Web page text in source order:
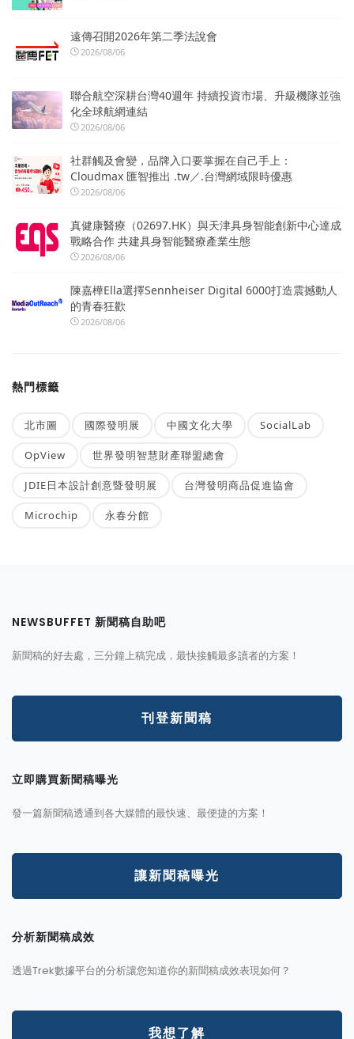
遠傳召開2026年第二季法說會
2026/08/06
聯合航空深耕台灣40週年 持續投資市場、升級機隊並強
化全球航網連結
2026/08/06
社群觸及會變，品牌入口要掌握在自己手上：
Cloudmax 匯智推出 .tw／.台灣網域限時優惠
2026/08/06
真健康醫療（02697.HK）與天津具身智能創新中心達成
戰略合作 共建具身智能醫療產業生態
2026/08/06
陳嘉樺Ella選擇Sennheiser Digital 6000打造震撼動人
的青春狂歡
2026/08/06
熱門標籤
北市圖 國際發明展 中國文化大學 SocialLab
OpView 世界發明智慧財產聯盟總會
JDIE日本設計創意暨發明展 台灣發明商品促進協會
Microchip 永春分館
NEWSBUFFET 新聞稿自助吧
新聞稿的好去處，三分鐘上稿完成，最快接觸最多讀者的方案！
刊登新聞稿
立即購買新聞稿曝光
發一篇新聞稿透通到各大媒體的最快速、最便捷的方案！
讓新聞稿曝光
分析新聞稿成效
透過Trek數據平台的分析讓您知道你的新聞稿成效表現如何？
我想了解